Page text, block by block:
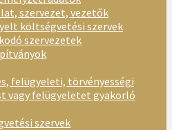
szervezet, vezetők
költségvetési szervek
szervezetek
felügyeleti, törvényességi
vagy felügyeletet gyakorló
szervek